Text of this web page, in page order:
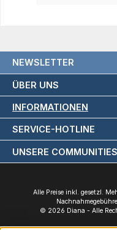
NEWSLETTER
ÜBER UNS
INFORMATIONEN
SERVICE-HOTLINE
UNSERE COMMUNITIES
Alle Preise inkl. gesetzl.
© 2026 Diana - Alle